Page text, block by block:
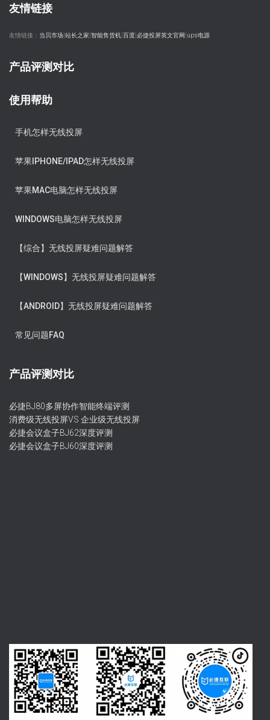
友情链接
友情链接： 当贝市场 站长之家 智能售货机 百度 必捷投屏英文官网 ups电源
产品评测对比
使用帮助
手机怎样无线投屏
苹果IPHONE/IPAD怎样无线投屏
苹果MAC电脑怎样无线投屏
WINDOWS电脑怎样无线投屏
【综合】无线投屏疑难问题解答
【WINDOWS】无线投屏疑难问题解答
【ANDROID】无线投屏疑难问题解答
常见问题FAQ
产品评测对比
必捷BJ80多屏协作智能终端评测
消费级无线投屏VS 企业级无线投屏
必捷会议盒子BJ62深度评测
必捷会议盒子BJ60深度评测